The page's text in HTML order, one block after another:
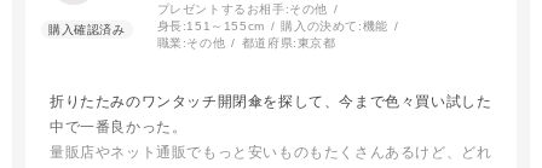
プレゼントするお相手:その他
身長:151～155cm 購入の決めて:機能
職業:その他 都道府県:東京都
折りたたみのワンタッチ開閉傘を探して、今まで色々買い試した
中で一番良かった。
量販店やネット通販でもっと安いものもたくさんあるけど、どれ